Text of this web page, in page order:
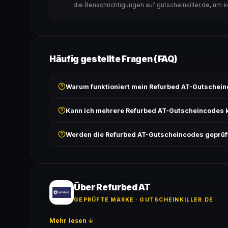
die Benachrichtigungen auf gutscheinkiller.de, um
Häufig gestellte Fragen (FAQ)
Warum funktioniert mein Refurbed AT-
Bedingungen findest du unter „Details".
Kann ich mehrere Refurbed AT-Gutscheincodes
ausgeschlossen, sofern die Angebotsbedingungen
Werden die Refurbed AT-Gutscheincodes
Über Refurbed AT
GEPRÜFTE MARKE · GUTSCHEINKILLER.DE
Mehr lesen ↓